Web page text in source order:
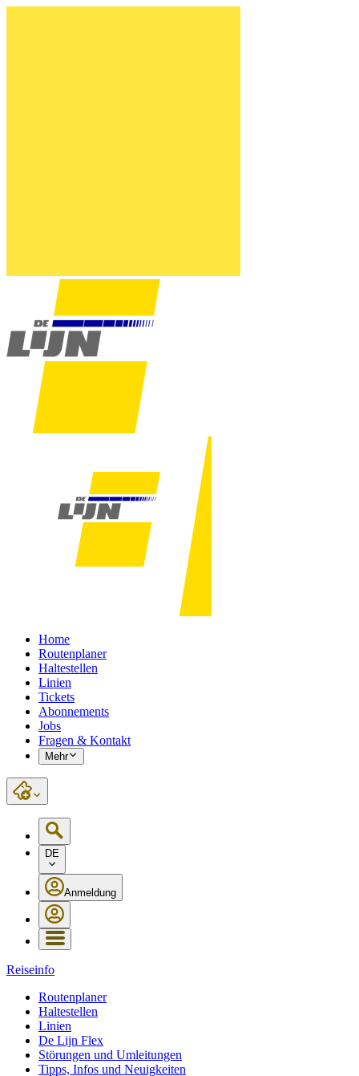
Home
Routenplaner
Haltestellen
Linien
Tickets
Abonnements
Jobs
Fragen & Kontakt
Mehr
DE
Anmeldung
Reiseinfo
Routenplaner
Haltestellen
Linien
De Lijn Flex
Störungen und Umleitungen
Tipps, Infos und Neuigkeiten